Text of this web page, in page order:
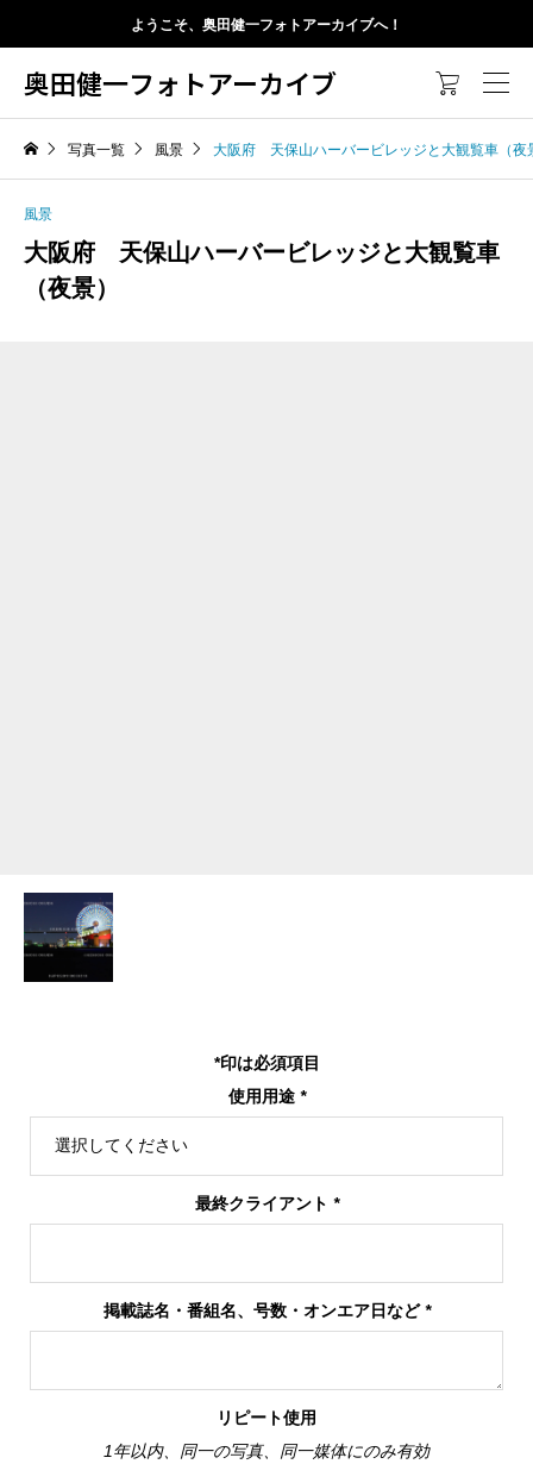
ようこそ、奥田健一フォトアーカイブへ！
奥田健一フォトアーカイブ 
写真一覧 風景 大阪府 天保山ハーバービレッジと大観覧車（夜
風景
大阪府 天保山ハーバービレッジと大観覧車
（夜景）
*印は必須項目
使用用途 *
最終クライアント *
掲載誌名・番組名、号数・オンエア日など*
リピート使用
1年以内、同一の写真、同一媒体にのみ有効